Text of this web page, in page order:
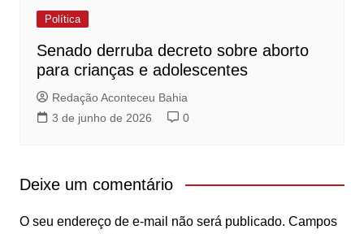
Política
Senado derruba decreto sobre aborto
para crianças e adolescentes
Redação Aconteceu Bahia
3 de junho de 2026
0
Deixe um comentário
O seu endereço de e-mail não será publicado. Campos